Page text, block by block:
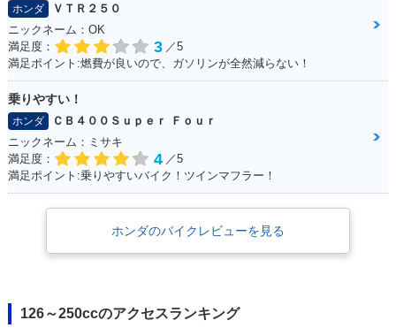
2005年 FORZA Z A
BS・追加
2004年 FORZA Z・
ホンダ
ＶＴＲ２５０
ニックネーム：OK
満足度：
3 ／5
満足ポイント:燃費が良いので、ガソリンが全然減らない！
乗りやすい！
ホンダ
ＣＢ４００Ｓｕｐｅｒ Ｆｏｕｒ
ニックネーム：ミサキ
満足度：
4 ／5
満足ポイント:乗りやすいバイク！ツインマフラー！
ホンダのバイクレビューを見る
126～250ccのアクセスランキング